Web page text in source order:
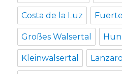
Costa de la Luz
Großes Walsertal
Kleinwalsertal